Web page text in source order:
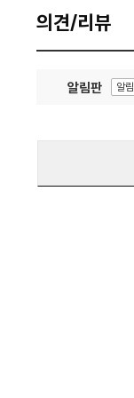
의견/리뷰
알림판 알림